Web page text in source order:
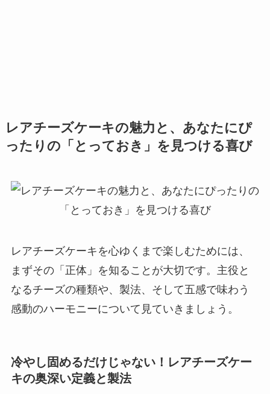
レアチーズケーキの魅力と、あなたにぴ
ったりの「とっておき」を見つける喜び
レアチーズケーキを心ゆくまで楽しむためには、
まずその「正体」を知ることが大切です。主役と
なるチーズの種類や、製法、そして五感で味わう
感動のハーモニーについて見ていきましょう。
冷やし固めるだけじゃない！レアチーズケー
キの奥深い定義と製法